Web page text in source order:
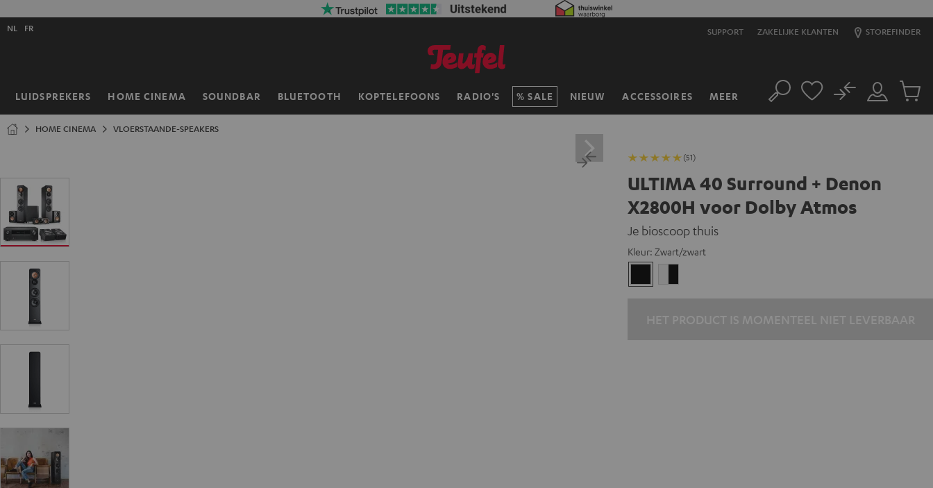
SUPPORT ZAKELIJKE KLANTEN STOREFINDER
LUIDSPREKERS HOME CINEMA SOUNDBAR BLUETOOTH KOPTELEFOONS RADIO'S SALE NIEUW ACCESSOIRES MEER
Selecteer
NL FR
Home Zoeken
Mijn
account
No
HOME CINEMA VLOERSTAANDE-SPEAKERS
(51)
ULTIMA 40 Surround + Denon
X2800H voor Dolby Atmos
Je bioscoop thuis
Kleur: Zwart/zwart